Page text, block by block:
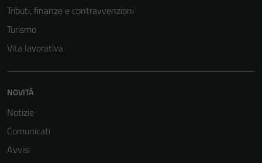
Tributi, finanze e contravvenzioni
Turismo
Vita lavorativa
NOVITÀ
Notizie
Comunicati
Avvisi